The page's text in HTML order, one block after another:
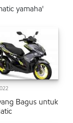
yamaha'
Bagus untuk